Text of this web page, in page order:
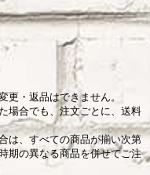
・返品はできません。
場合でも、注文ごとに、送料
は、すべての商品が揃い次第
期の異なる商品を併せてご注